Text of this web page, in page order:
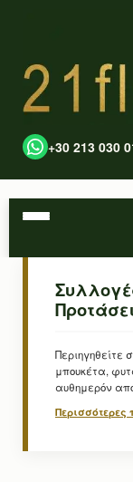
+30 213 030
Περιηγηθείτε
μπουκέτα,
αυθημερόν
Περισσότερες